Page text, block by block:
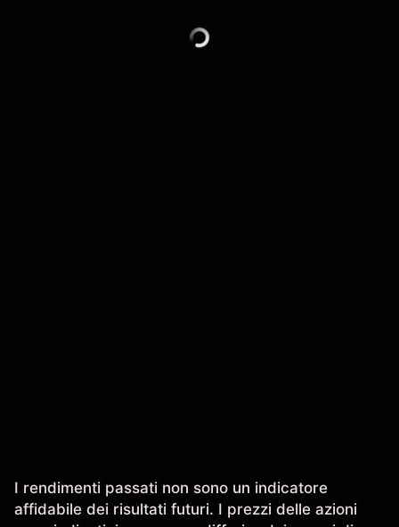
I rendimenti passati non sono un indicatore
affidabile dei risultati futuri. I prezzi delle azioni